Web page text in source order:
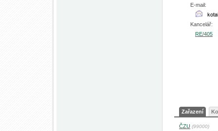
E-mail:
Kancelář:
RE/405
Zařazení
ČZU (99000)